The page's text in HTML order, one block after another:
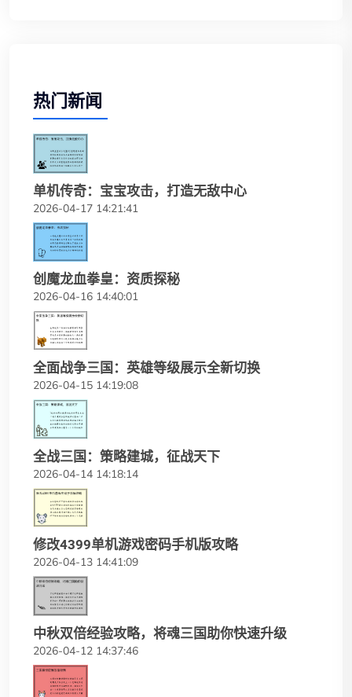
热门新闻
单机传奇：宝宝攻击，打造无敌中心
2026-04-17 14:21:41
创魔龙血拳皇：资质探秘
2026-04-16 14:40:01
全面战争三国：英雄等级展示全新切换
2026-04-15 14:19:08
全战三国：策略建城，征战天下
2026-04-14 14:18:14
修改4399单机游戏密码手机版攻略
2026-04-13 14:41:09
中秋双倍经验攻略，将魂三国助你快速升级
2026-04-12 14:37:46